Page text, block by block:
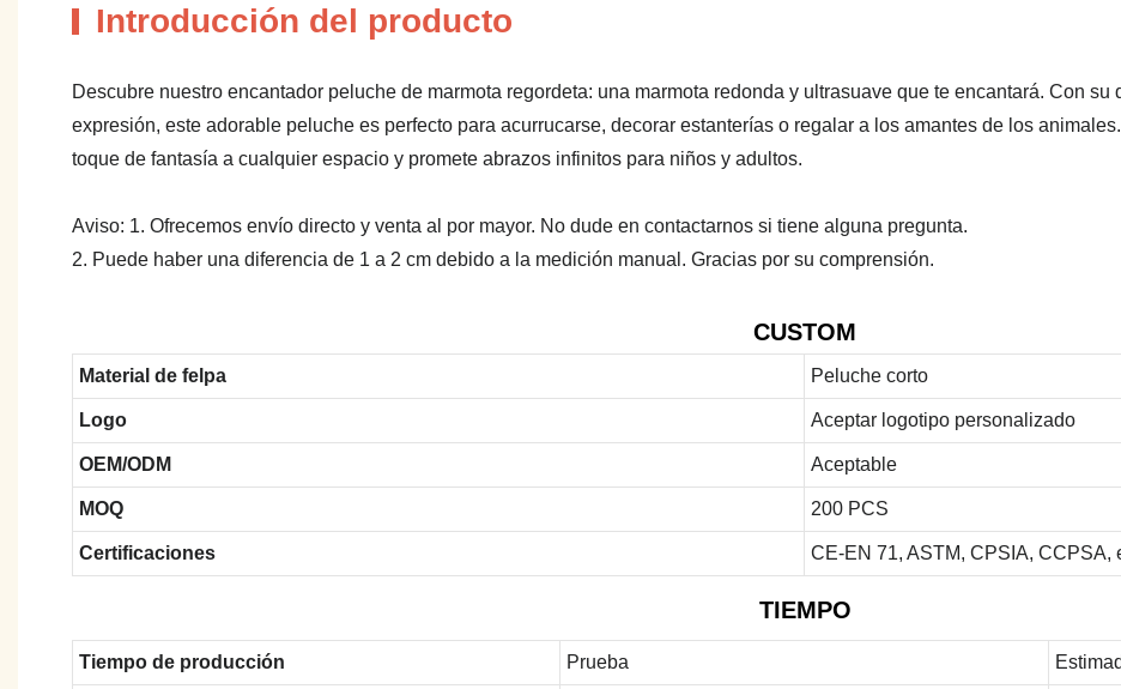
Introducción del producto
Descubre nuestro encantador peluche de marmota regordeta: una marmota redonda y ultrasuave que te encantará. Con
expresión, este adorable peluche es perfecto para acurrucarse, decorar estanterías o regalar a los amantes de los
toque de fantasía a cualquier espacio y promete abrazos infinitos para niños y adultos.
Aviso: 1. Ofrecemos envío directo y venta al por mayor. No dude en contactarnos si tiene alguna pregunta.
2. Puede haber una diferencia de 1 a 2 cm debido a la medición manual. Gracias por su comprensión.
CUSTOM
Material de felpa Peluche corto
Logo Aceptar logotipo personalizado
OEM/ODM Aceptable
MOQ 200 PCS
Certificaciones CE-EN 71, ASTM, CPSIA, CCPSA,
TIEMPO
Tiempo de producción Prueba